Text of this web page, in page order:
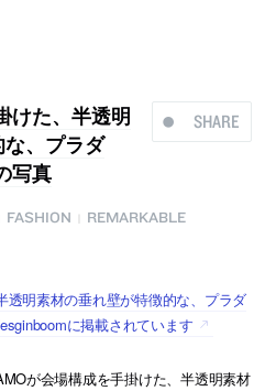
SHARE
けた、半透明
、プラダ
写真
FASHION REMARKABLE
透明素材の垂れ壁が特徴的な、プラダ
に掲載されています
が会場構成を手掛けた、半透明素材